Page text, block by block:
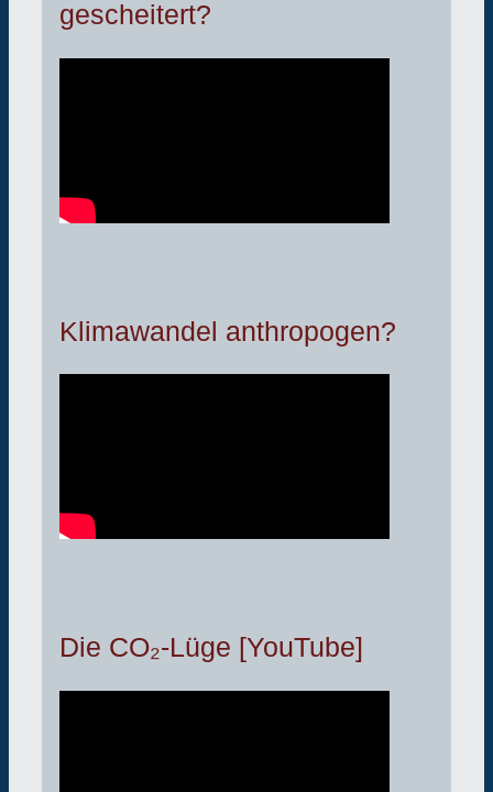
gescheitert?
Klimawandel anthropogen?
Die CO₂-Lüge [YouTube]